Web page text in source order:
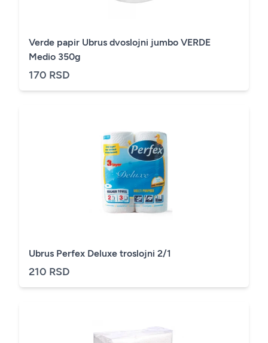
Verde papir Ubrus dvoslojni jumbo VERDE
Medio 350g
170 RSD
Ubrus Perfex Deluxe troslojni 2/1
210 RSD